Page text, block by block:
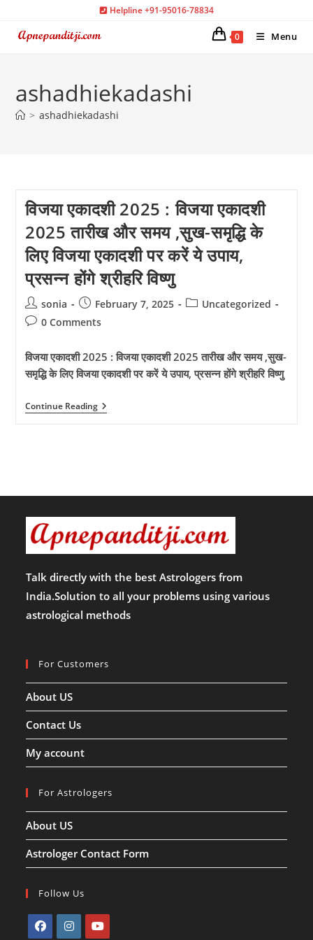
content
Helpline +91-95016-78834
0 Menu
ashadhiekadashi
> ashadhiekadashi
विजया एकादशी 2025 : विजया एकादशी
2025 तारीख और समय ,सुख-समृद्धि के
लिए विजया एकादशी पर करें ये उपाय,
प्रसन्न होंगे श्रीहरि विष्णु
Post
author:
sonia
Post
published:
February 7, 2025
PostUncategorized
Post0 Comments
विजया एकादशी 2025 : विजया एकादशी 2025 तारीख और समय ,सुख-
समृद्धि के लिए विजया एकादशी पर करें ये उपाय, प्रसन्न होंगे श्रीहरि विष्णु
Continue Readingविजया
एकादशी
और
,सुख-
समृद्धि
के
लिए
एकादशी
पर
करें
उपाय,
विष्णु
Talk directly with the best Astrologers from
India.Solution to all your problems using various
astrological methods
For Customers
About US
Contact Us
My account
For Astrologers
About US
Astrologer Contact Form
Follow Us